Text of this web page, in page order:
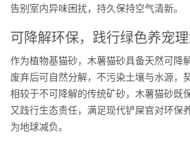
告别室内异味困扰，持久保持空气清新。
可降解环保，践行绿色养宠
作为植物基猫砂，木薯猫砂具备天然可降
废弃后可自然分解，不污染土壤与水源，
相较于不可降解的传统矿砂，木薯猫砂既
又践行生态责任，满足现代铲屎官对环保
为地球减负。